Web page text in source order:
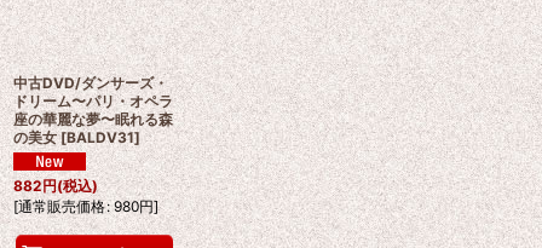
中古DVD/ダンサーズ・
ドリーム〜パリ・オペラ
座の華麗な夢〜眠れる森
の美女 [BALDV31]
882円(税込)
[通常販売価格: 980円]